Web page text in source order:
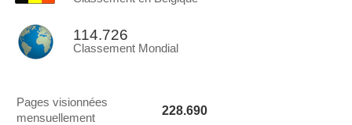
114.726
Classement Mondial
Pages visionnées
mensuellement
228.690